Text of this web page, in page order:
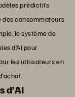
prédictifs
consommateurs
le système de
d’AI pour
les utilisateurs en
d’AI